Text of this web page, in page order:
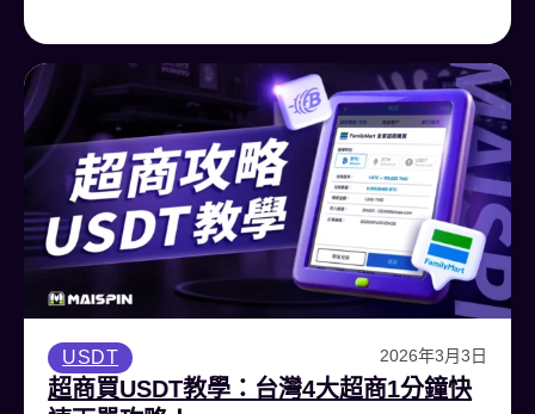
USDT 2026年3月3日
超商買USDT教學：台灣4大超商1分鐘快